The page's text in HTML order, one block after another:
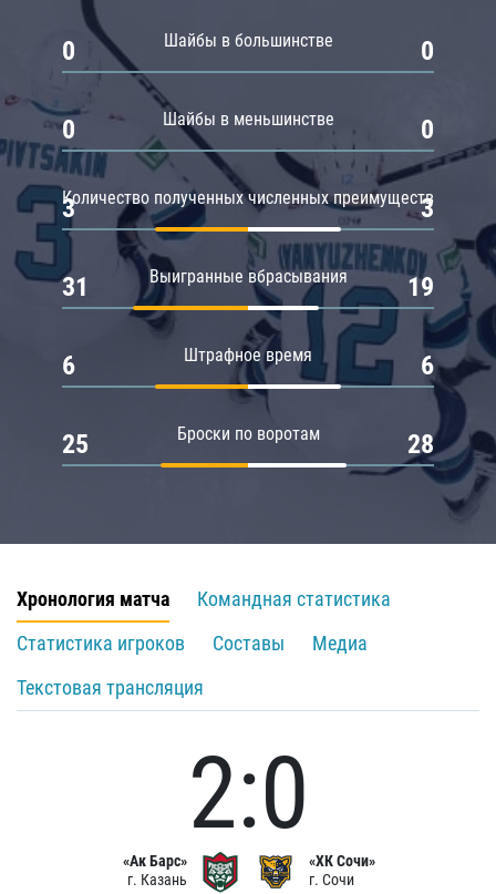
Шайбы в большинстве
0 0
Шайбы в меньшинстве
0 0
Количество полученных численных преимуществ
3 3
Выигранные вбрасывания
31 19
Штрафное время
6 6
Броски по воротам
25 28
Хронология матча
Командная статистика
Статистика игроков
Составы
Медиа
Текстовая трансляция
«Ак Барс»
г. Казань
2:0
«ХК Сочи»
г. Сочи